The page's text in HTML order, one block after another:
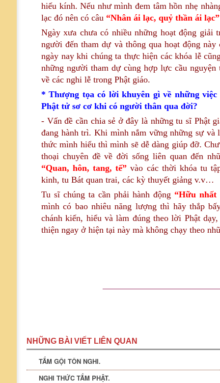
hiếu kính. Nếu như mình đem tâm hồn nhẹ
lạc đó nên có câu “Nhân ái lạc, quỷ thần ái lạc”
Ngày xưa chưa có nhiều những hoạt động
người đến tham dự và thông qua hoạt động
ngày nay khi chúng ta thực hiện các khóa lễ
những người tham dự cùng hợp lực cầu
về các nghi lễ trong Phật giáo.
* Thượng tọa có lời khuyên gì về những
Phật tử sơ cơ khi có người thân qua đời?
- Vấn đề cần chia sẻ ở đây là những tu sĩ Phật
đang hành trì. Khi mình nắm vững những sự và
thức mình hiểu thì mình sẽ dễ dàng giúp đỡ.
thoại chuyên đề về đời sống liên quan đến
“Quan, hôn, tang, tế” vào các thời khóa tu
kinh, tu Bát quan trai, các kỳ thuyết giảng v.v…
Tu sĩ chúng ta cần phải hành động “Hữu nhất
mình có bao nhiêu năng lượng thì hãy thắp
chánh kiến, hiểu và làm đúng theo lời Phật
thiện ngay ở hiện tại này mà không chạy theo
NHỮNG BÀI VIẾT LIÊN QUAN
TẮM GỘI TÔN NGHI.
NGHI THỨC TẮM PHẬT.